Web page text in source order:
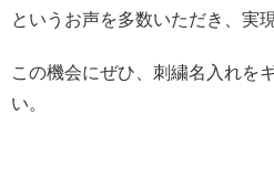
というお声を多数いただき、実
この機会にぜひ、刺繍名入れを
い。